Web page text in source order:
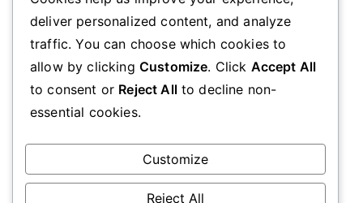
sivustolla.
Yhteystiedot
Jos sinulla on kysymyksiä tai huolenaiheita
privacy@uscognacrugby.com
deliver personalized content, and analyze
traffic. You can choose which cookies to
allow by clicking Customize. Click Accept All
to consent or Reject Allto decline non-
essential cookies.
Customize
Reject All